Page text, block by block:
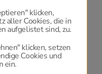
klicken,
aller Cookies, die in
aufgelistet sind, zu.
klicken, setzen
Cookies und
ein.